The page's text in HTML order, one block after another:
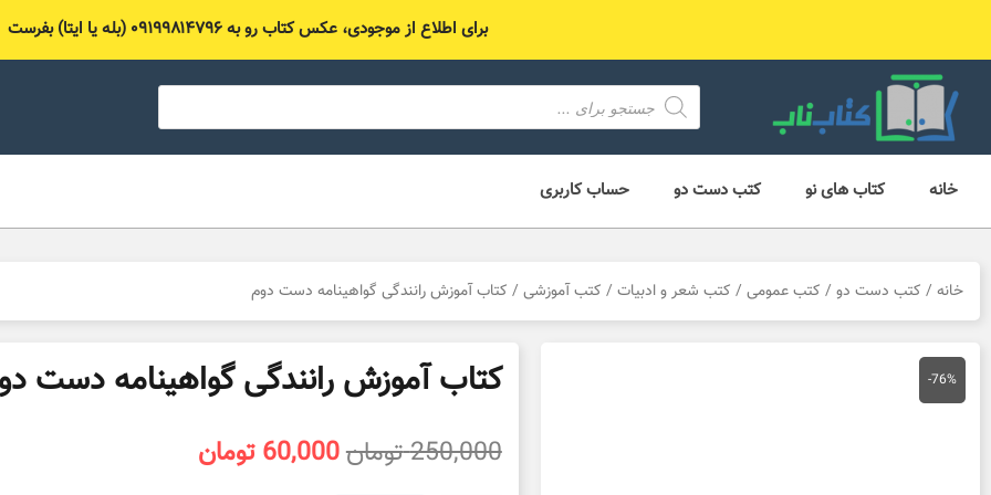
محتوا
برای اطلاع از موجودی، عکس کتاب رو به ۰۹۱۹۹۸۱۴۷۹۶ (بله یا ایتا) بفرست
محصول
search
خانه کتاب های نو کتب دست دو حساب کاربری
خانه / کتب دست دو / کتب عمومی / کتب شعر و ادبیات / کتب آموزشی / کتاب آموزش رانندگی گواهینامه دست دوم
-76% کتاب آموزش رانندگی گواهینامه دست
250,000تومانقیمت
60,000 تومان